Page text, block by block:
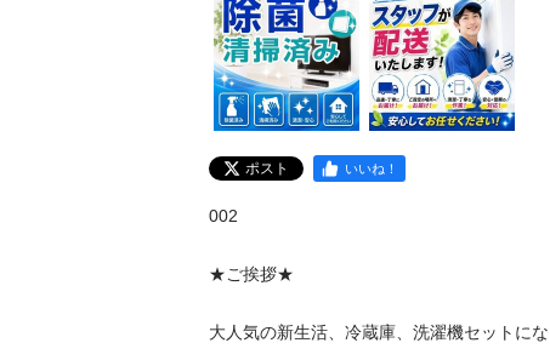
ポスト いいね！
002
★ご挨拶★
大人気の新生活、冷蔵庫、洗濯機セットにな